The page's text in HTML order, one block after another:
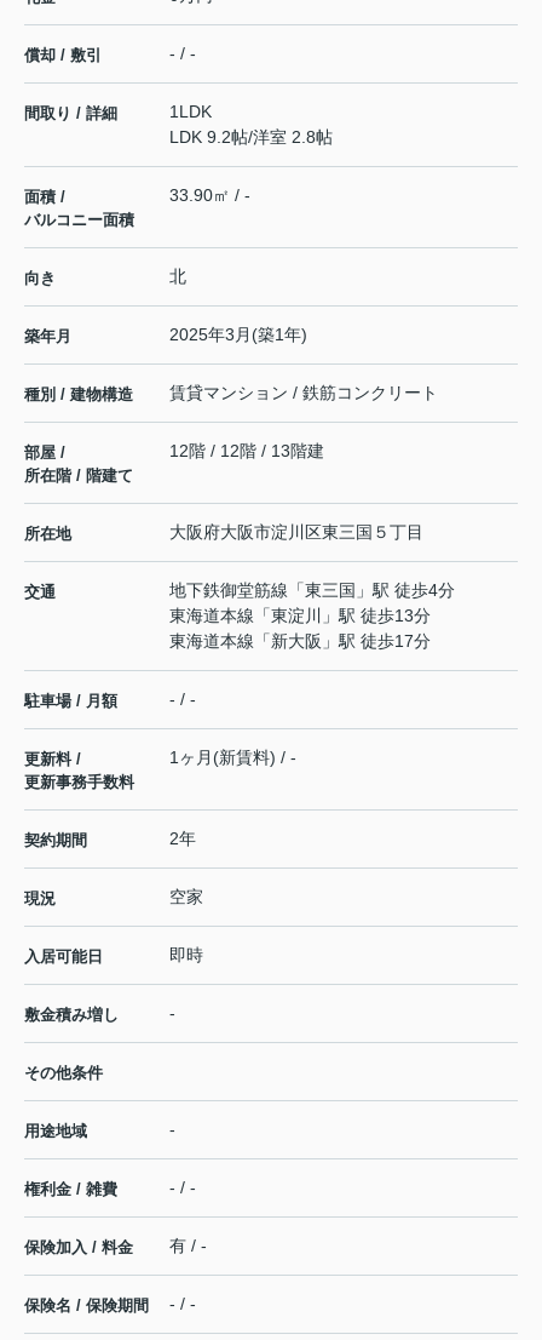
償却 / 敷引 - / -
間取り / 詳細
1LDK
LDK 9.2帖/洋室 2.8帖
面積 /
バルコニー面積
33.90㎡ / -
向き 北
築年月 2025年3月(築1年)
種別 / 建物構造 賃貸マンション / 鉄筋コンクリート
部屋 /
所在階 / 階建て
12階 / 12階 / 13階建
所在地 大阪府大阪市淀川区東三国 ５丁目
交通 地下鉄御堂筋線 「東三国 」駅 徒歩4分
東海道本線 「東淀川
」駅 徒歩13分
東海道本線 「新大阪 」駅 徒歩17分
駐車場 / 月額 - / -
更新料 /
更新事務手数料
1ヶ月(新賃料) / -
契約期間 2年
現況 空家
入居可能日 即時
敷金積み増し -
その他条件
用途地域 -
権利金 / 雑費 - / -
保険加入 / 料金 有 / -
保険名 / 保険期間 - / -